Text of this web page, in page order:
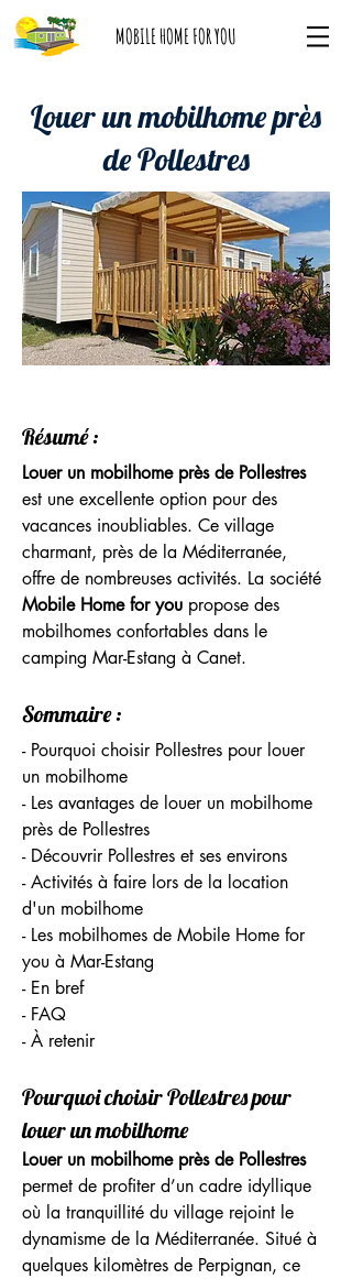
MOBILE HOME FOR YOU
Louer un mobilhome près
de Pollestres
Résumé :
Louer un mobilhome près de Pollestres
est une excellente option pour des
vacances inoubliables. Ce village
charmant, près de la Méditerranée,
offre de nombreuses activités. La société
Mobile Home for you propose des
mobilhomes confortables dans le
camping Mar-Estang à Canet.
Sommaire :
- Pourquoi choisir Pollestres pour louer
un mobilhome
- Les avantages de louer un mobilhome
près de Pollestres
- Découvrir Pollestres et ses environs
- Activités à faire lors de la location
d'un mobilhome
- Les mobilhomes de Mobile Home for
you à Mar-Estang
- En bref
- FAQ
- À retenir
Pourquoi choisir Pollestres pour
louer un mobilhome
Louer un mobilhome près de Pollestres
permet de profiter d’un cadre idyllique
où la tranquillité du village rejoint le
dynamisme de la Méditerranée. Situé à
quelques kilomètres de Perpignan, ce